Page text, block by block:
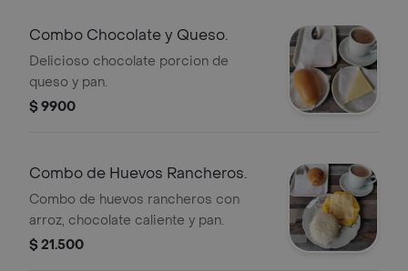
Combo Chocolate y Queso.
Delicioso chocolate porcion de
queso y pan.
$ 9900
Combo de Huevos Rancheros.
Combo de huevos rancheros con
arroz, chocolate caliente y pan.
$ 21.500